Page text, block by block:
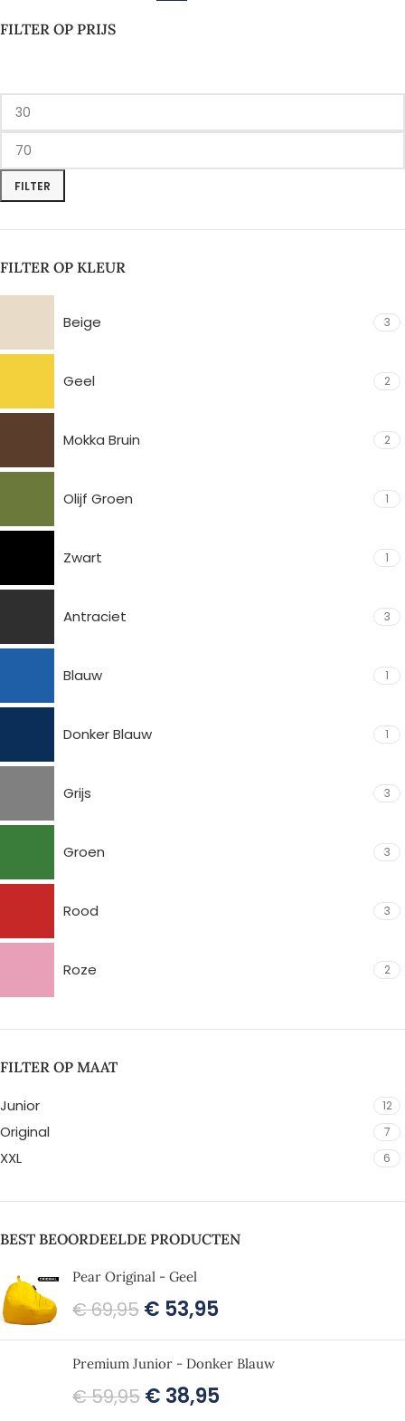
FILTER OP PRIJS
FILTER
FILTER OP KLEUR
Beige 3
Geel 2
Mokka Bruin 2
Olijf Groen 1
Zwart 1
Antraciet 3
Blauw 1
Donker Blauw 1
Grijs 3
Groen 3
Rood 3
Roze 2
FILTER OP MAAT
Junior 12
Original 7
XXL 6
BEST BEOORDEELDE PRODUCTEN
Pear Original - Geel
€69,95 € 53,95
Premium Junior - Donker Blauw
€59,95 € 38,95